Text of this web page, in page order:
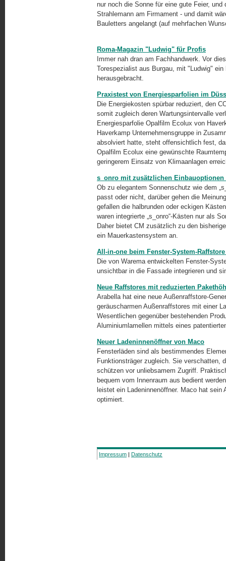
nur noch die Sonne für eine gute Feier,
Strahlemann am Firmament - und damit
Bauletters angelangt (auf mehrfachen
Roma-Magazin "Ludwig" für Profis
Immer nah dran am Fachhandwerk. Vor
Torespezialist aus Burgau, mit "Ludwig"
herausgebracht.
Praxistest von Energiesparfolien im
Die Energiekosten spürbar reduziert, den
somit zugleich deren Wartungsintervalle
Energiesparfolie Opalfilm Ecolux von
Haverkamp Unternehmensgruppe in
absolviert hatte, steht offensichtlich fest,
Opalfilm Ecolux eine gewünschte
geringerem Einsatz von Klimaanlagen
s_onro mit zusätzlichen Einbauoptionen
Ob zu elegantem Sonnenschutz wie dem
passt oder nicht, darüber gehen die
gefallen die halbrunden oder eckigen
waren integrierte „s_onro“-Kästen nur als
Daher bietet CM zusätzlich zu den
ein Mauerkastensystem an.
All-in-one beim Fenster-System-
Die von Warema entwickelten Fenster-
unsichtbar in die Fassade integrieren und
Neue Raffstores mit reduzierten
Arabella hat eine neue Außenraffstore-
geräuscharmen Außenraffstores mit einer
Wesentlichen gegenüber bestehenden
Aluminiumlamellen mittels eines
Neuer Ladeninnenöffner von Maco
Fensterläden sind als bestimmendes
Funktionsträger zugleich. Sie verschatten,
schützen vor unliebsamem Zugriff.
bequem vom Innenraum aus bedient
leistet ein Ladeninnenöffner. Maco hat
optimiert.
Impressum | Datenschutz